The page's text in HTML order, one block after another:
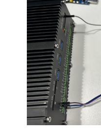
烧录
使用Rockchip提供的烧
下：